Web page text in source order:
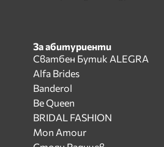
За абитуриенти
Сватбен Бутик ALEGRA
Alfa Brides
Banderol
Be Queen
BRIDAL FASHION
Mon Amour